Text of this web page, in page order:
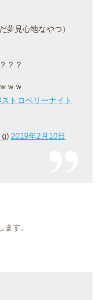
夢見心地なやつ）
？？
ｗｗ
ストロベリーナイト
2019年2月10日
す。